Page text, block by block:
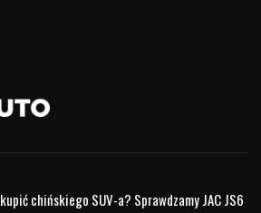
– słowniczek i terminologia
N to pojazdy, które osiągają